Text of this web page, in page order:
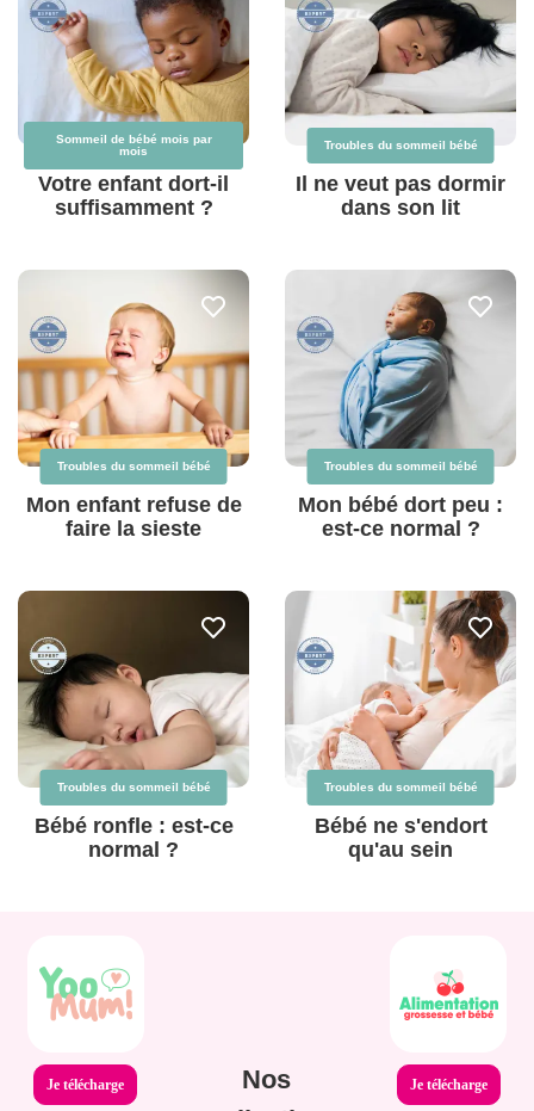
Sommeil de bébé mois par
mois
Votre enfant dort-il
suffisamment ?
Troubles du sommeil bébé
Il ne veut pas dormir
dans son lit
Troubles du sommeil bébé
Mon enfant refuse de
faire la sieste
Troubles du sommeil bébé
Mon bébé dort peu :
est-ce normal ?
Troubles du sommeil bébé
Bébé ronfle : est-ce
normal ?
Troubles du sommeil bébé
Bébé ne s'endort
qu'au sein
Je télécharge
Nos
Je télécharge